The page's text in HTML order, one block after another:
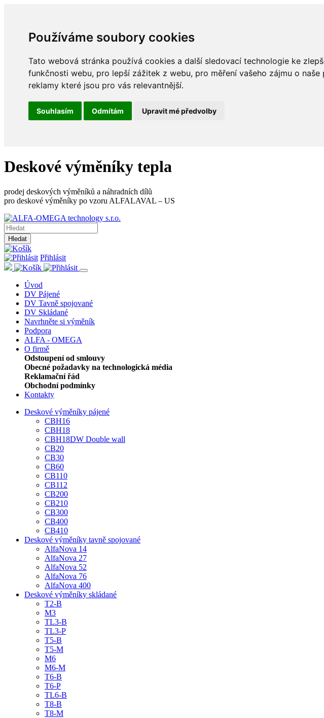
Používáme soubory cookies
Tato webová stránka používá cookies a další sledovací technologie ke
funkčnosti webu, pro lepší zážitek z webu, pro měření vašeho zájmu o
reklamy které jsou pro vás relevantnější.
Souhlasím Odmítám Upravit mé předvolby
Deskové výměníky tepla
prodej deskových výměníků a náhradních dílů
pro deskové výměníky po vzoru ALFALAVAL – US
Hledat
Přihlásit
Úvod
DV Pájené
DV Tavně spojované
DV Skládané
Navrhněte si výměník
Podpora
ALFA - OMEGA
O firmě
Odstoupení od smlouvy
Obecné požadavky na technologická média
Reklamační řád
Obchodní podmínky
Kontakty
Deskové výměníky pájené
CBH16
CBH18
CBH18DW Double wall
CB20
CB30
CB60
CB110
CB112
CB200
CB210
CB300
CB400
CB410
Deskové výměníky tavně spojované
AlfaNova 14
AlfaNova 27
AlfaNova 52
AlfaNova 76
AlfaNova 400
Deskové výměníky skládané
T2-B
M3
TL3-B
TL3-P
T5-B
T5-M
M6
M6-M
T6-B
T6-P
TL6-B
T8-B
T8-M